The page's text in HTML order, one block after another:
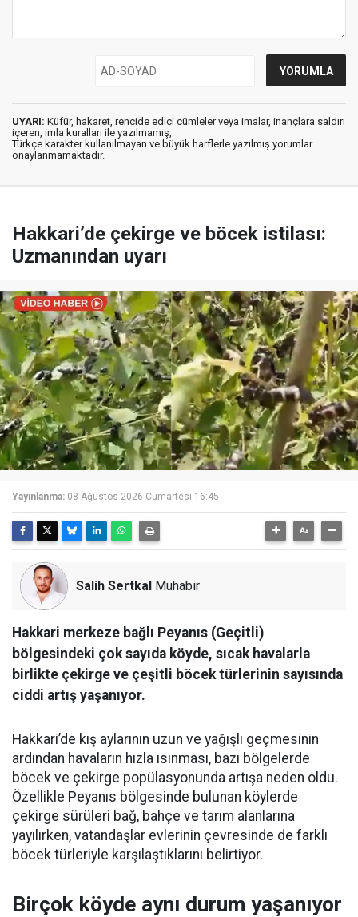
UYARI: Küfür, hakaret, rencide edici cümleler veya imalar, inançlara saldırı
içeren, imla kuralları ile yazılmamış,
Türkçe karakter kullanılmayan ve büyük harflerle yazılmış yorumlar
onaylanmamaktadır.
Hakkari’de çekirge ve böcek istilası:
Uzmanından uyarı
Yayınlanma: 08 Ağustos 2026 Cumartesi 16:45
Salih Sertkal Muhabir
Hakkari merkeze bağlı Peyanıs (Geçitli)
bölgesindeki çok sayıda köyde, sıcak havalarla
birlikte çekirge ve çeşitli böcek türlerinin sayısında
ciddi artış yaşanıyor.
Hakkari’de kış aylarının uzun ve yağışlı geçmesinin
ardından havaların hızla ısınması, bazı bölgelerde
böcek ve çekirge popülasyonunda artışa neden oldu.
Özellikle Peyanıs bölgesinde bulunan köylerde
çekirge sürüleri bağ, bahçe ve tarım alanlarına
yayılırken, vatandaşlar evlerinin çevresinde de farklı
böcek türleriyle karşılaştıklarını belirtiyor.
Birçok köyde aynı durum yaşanıyor